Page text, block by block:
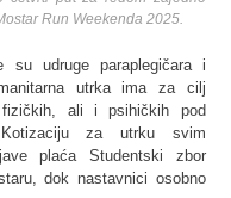
Run Weekenda 2025.
su udruge paraplegičara i
utrka ima za cilj
fizičkih, ali i psihičkih pod
za utrku svim
plaća Studentski zbor
dok nastavnici osobno